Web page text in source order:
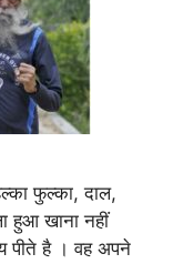
फुल्का, दाल,
हुआ खाना नहीं
पीते है । वह अपने